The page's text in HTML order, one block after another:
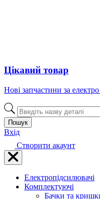
Цікавий товар
Нові запчастини за
Пошук
Вхід
Створити акаунт
Електропідсилювачі
Комплектуючі
Бачки та